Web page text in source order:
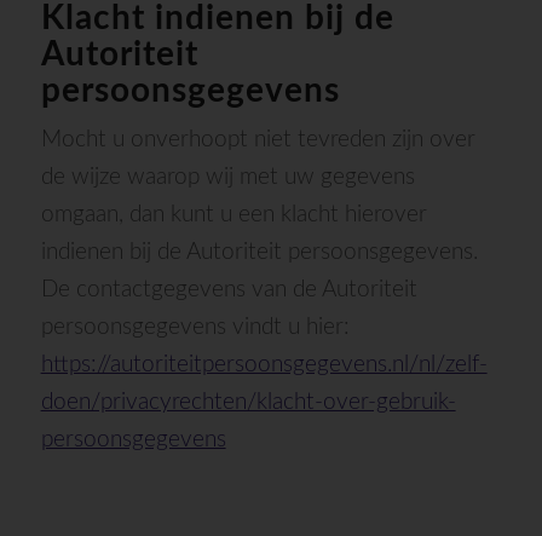
Klacht indienen bij de
Autoriteit
persoonsgegevens
Mocht u onverhoopt niet tevreden zijn over
de wijze waarop wij met uw gegevens
omgaan, dan kunt u een klacht hierover
indienen bij de Autoriteit persoonsgegevens.
De contactgegevens van de Autoriteit
persoonsgegevens vindt u hier:
https://autoriteitpersoonsgegevens.nl/nl/zelf-
doen/privacyrechten/klacht-over-gebruik-
persoonsgegevens